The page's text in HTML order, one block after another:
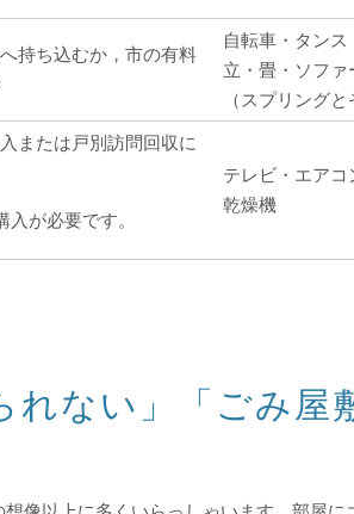
持ち込むか，市の有料
自転車・タン
立・畳・ソフ
（スプリング
または戸別訪問回収に
が必要です。
テレビ・エア
乾燥機
れない」「ごみ屋